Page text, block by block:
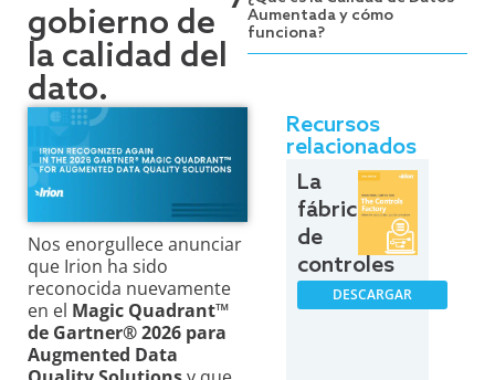
gobierno de
la calidad del
dato.
Nos enorgullece anunciar
que Irion ha sido
reconocida nuevamente
en el Magic Quadrant™
de Gartner® 2026 para
Augmented Data
Aumentada y cómo
funciona?
Recursos
relacionados
La
fábrica
de
controles
DESCARGAR